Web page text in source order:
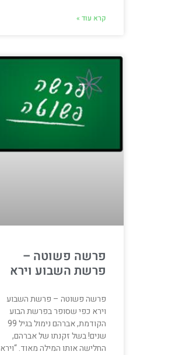
קרא עוד »
פרשה פשוטה –
פרשת השבוע וירא
פרשה פשוטה – פרשת השבוע
וירא כפי שסופר בפרשת הבוע
הקודמת, אברהם נימול בגיל 99
שנים! בשל זקנתו של אברהם,
החלישה אותו המילה מאוד. “וירא